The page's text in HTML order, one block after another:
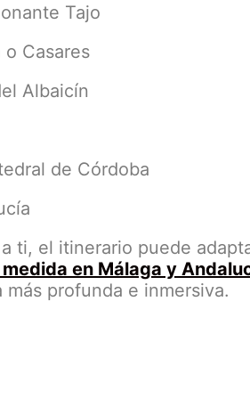
Tajo
Casares
Albaicín
de Córdoba
ti, el itinerario puede
en Málaga y
profunda e inmersiva.